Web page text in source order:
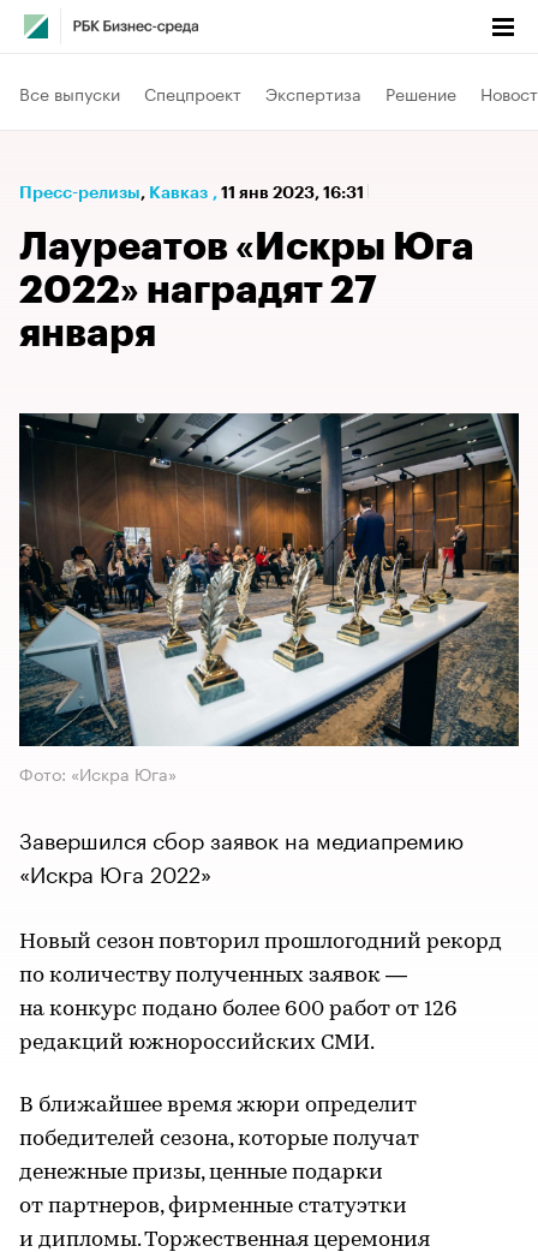
Все выпуски Спецпроект Экспертиза Решение
Пресс-релизы⁠, Кавказ , 11 янв 2023, 16:31
Лауреатов «Искры Юга
2022» наградят 27
января
Фото: «Искра Юга»
Завершился сбор заявок на медиапремию
«Искра Юга 2022»
Новый сезон повторил прошлогодний рекорд
по количеству полученных заявок —
на конкурс подано более 600 работ от 126
редакций южнороссийских СМИ.
В ближайшее время жюри определит
победителей сезона, которые получат
денежные призы, ценные подарки
от партнеров, фирменные статуэтки
и дипломы. Торжественная церемония